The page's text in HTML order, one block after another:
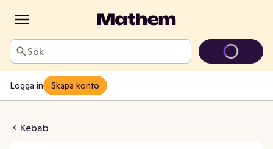
Sök
Logga in Skapa konto
Kebab
Fryst